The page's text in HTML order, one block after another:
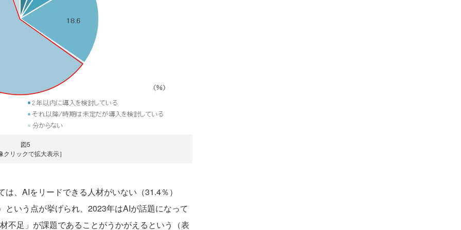
図5
クリックで拡大表示］
、AIをリードできる人材がいない（31.4％）
いう点が挙げられ、2023年はAIが話題になって
不足」が課題であることがうかがえるという（表